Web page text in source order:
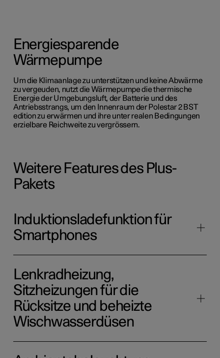
Energiesparende
Wärmepumpe
Um die Klimaanlage zu unterstützen und keine Abwärme
zu vergeuden, nutzt die Wärmepumpe die thermische
Energie der Umgebungsluft, der Batterie und des
Antriebsstrangs, um den Innenraum der Polestar 2 BST
edition zu erwärmen und ihre unter realen Bedingungen
erzielbare Reichweite zu vergrössern.
Weitere Features des Plus-
Pakets
Induktionsladefunktion für
Smartphones
Lenkradheizung,
Sitzheizungen für die
Rücksitze und beheizte
Wischwasserdüsen